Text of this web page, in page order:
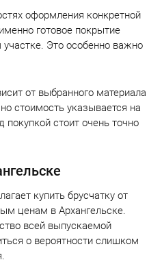
оформления конкретной
готовое покрытие
Это особенно важно
от выбранного материала
стоимость указывается на
покупкой стоит очень точно
купить брусчатку от
ценам в Архангельске.
всей выпускаемой
о вероятности слишком